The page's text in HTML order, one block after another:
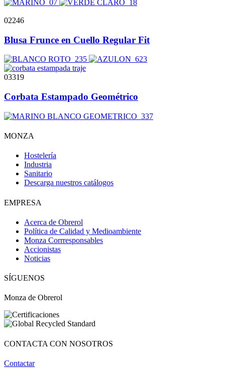
02246
Blusa Frunce en Cuello Regular Fit
03319
Corbata Estampado Geométrico
MONZA
Hostelería
Industria
Sanitario
Descarga nuestros catálogos
EMPRESA
Acerca de Obrerol
Política de Calidad y Medioambiente
Monza Corrresponsables
Accionistas
Noticias
SÍGUENOS
Monza de Obrerol
CONTACTA CON NOSOTROS
Contactar
Obri
ayudarte. Cuéntame qué necesitas… ¡y lo resolvemos juntos!